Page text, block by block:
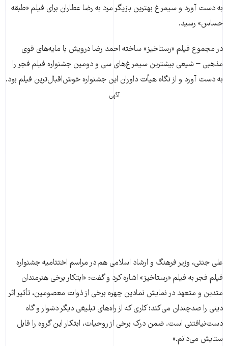
به دست آورد و سیمرغ بهترین بازیگر مرد به رضا عطاران برای فیلم «طبقه
حساس» رسید.
در مجموع فیلم «رستاخیز» ساخته احمد رضا درویش با مایه‌های قوی
مذهبی – شیعی بیشترین سیمرغ‌های سی و دومین جشنواره فیلم فجر را
به دست آورد و از نگاه هیأت داوران این جشنواره خوش‌اقبال‌ترین فیلم بود.
آگهی
علی جنتی، وزیر فرهنگ و ارشاد اسلامی هم در مراسم اختتامیه جشنواره
فیلم فجر به فیلم «رستاخیز» اشاره کرد و گفت: «ابتکار برخی هنرمندان
متدین و متعهد در نمایش نمادین چهره برخی از ذوات معصومین، تأثیر اثر
دینی را صدچندان می‌کند؛ کاری که از راه‌های تبلیغی دیگر دشوار و ‌گاه
دست‌نیافتنی است. ضمن درک برخی از روحیات، ابتکار این گروه را قابل
ستایش می‌دانم.»